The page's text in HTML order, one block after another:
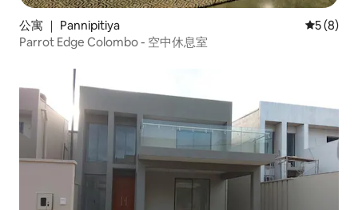
公寓 ｜ Pannipitiya 平均评分
5 (8)
Parrot Edge Colombo - 空中休息室